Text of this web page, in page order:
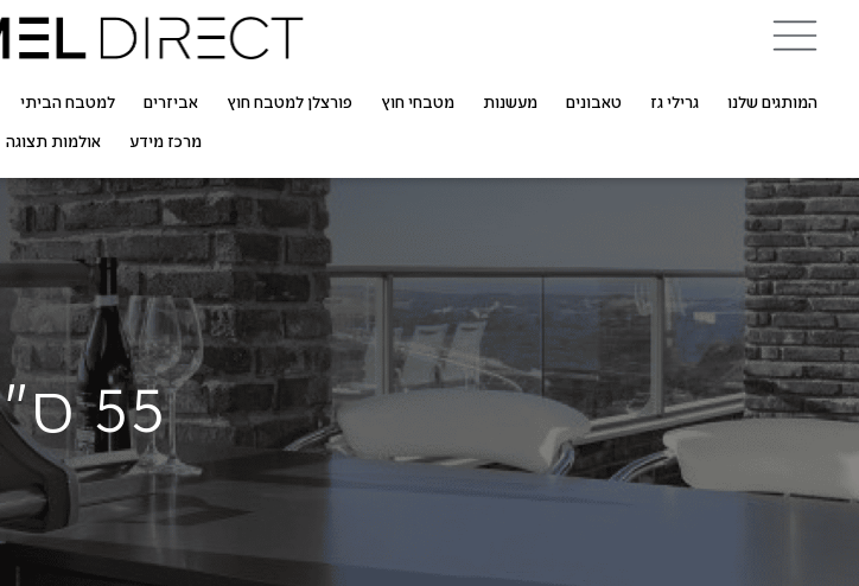
המותגים שלנו גרילי גז טאבונים מעשנות מטבחי חוץ פורצלן למטבח חוץ אביזרים למטבח הביתי
מרכז מידע אולמות תצוגה
55 ס"מ